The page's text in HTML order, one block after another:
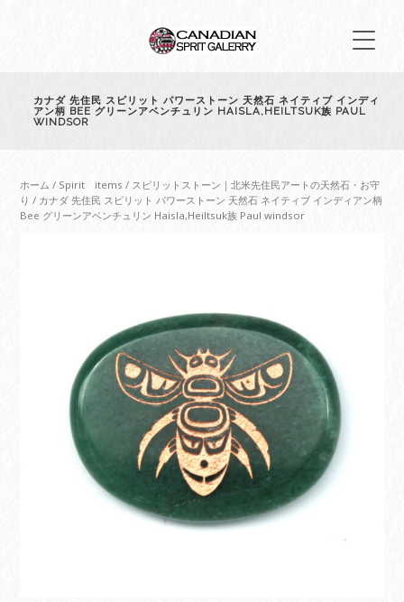
カナダ 先住民 スピリット パワーストーン 天然石 ネイティブ インディ
アン柄 BEE グリーンアベンチュリン HAISLA,HEILTSUK族 PAUL
WINDSOR
ホーム / Spirit items / スピリットストーン｜北米先住民アートの天然石・お守
り / カナダ 先住民 スピリット パワーストーン 天然石 ネイティブ インディアン柄
Bee グリーンアベンチュリン Haisla,Heiltsuk族 Paul windsor